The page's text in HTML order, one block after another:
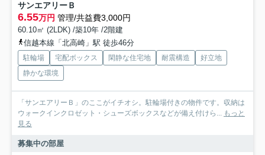
サンエアリーＢ
6.55万円 管理/共益費3,000円
60.10㎡ (2LDK) /築10年 /2階建
信越本線「北高崎」駅 徒歩46分
駐輪場 宅配ボックス 閑静な住宅地 耐震構造
好立地
静かな環境
「サンエアリーＢ」のここがイチオシ。駐輪場付きの物件です。収納は
ウォークインクロゼット・シューズボックスなどが備え付けら... もっと
見る
募集中の部屋